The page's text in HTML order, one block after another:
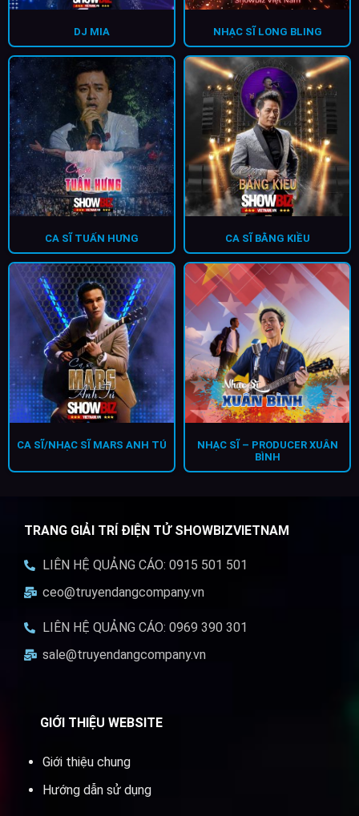
DJ MIA NHẠC SĨ LONG BLING
CA SĨ TUẤN HƯNG CA SĨ BẰNG KIỀU
CA SĨ/NHẠC SĨ MARS ANH TÚ
NHẠC SĨ – PRODUCER XUÂN
BÌNH
TRANG GIẢI TRÍ ĐIỆN TỬ SHOWBIZVIETNAM
LIÊN HỆ QUẢNG CÁO: 0915 501 501
ceo@truyendangcompany.vn
LIÊN HỆ QUẢNG CÁO: 0969 390 301
sale@truyendangcompany.vn
GIỚI THIỆU WEBSITE
Giới thiệu chung
Hướng dẫn sử dụng